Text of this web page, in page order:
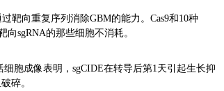
靶向重复序列消除GBM的能力。Cas9和10种
sgRNA的那些细胞不消耗。
胞成像表明，sgCIDE在转导后第1天引起生长抑
碎。